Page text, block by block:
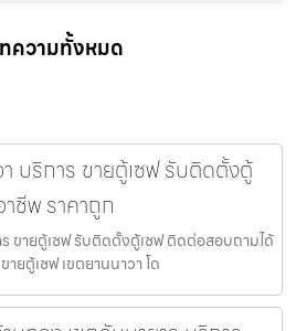
ความทั้งหมด
บริการ ขายตู้เซฟ รับติดตั้งตู้
ชีพ ราคาถูก
ร ขายตู้เซฟ รับติดตั้งตู้เซฟ ติดต่อสอบถามได้
ยตู้เซฟ เขตยานนาวา โด